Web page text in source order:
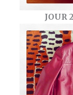
JOUR